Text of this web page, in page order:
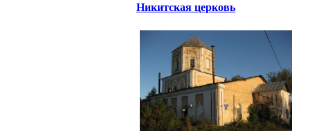
Никитская церковь